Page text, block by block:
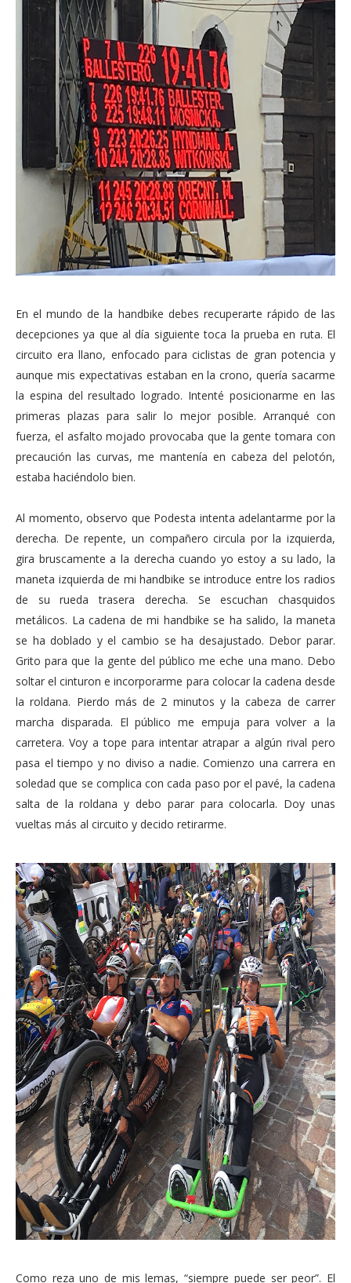
En el mundo de la handbike debes recuperarte rápido de las
decepciones ya que al día siguiente toca la prueba en ruta. El
circuito era llano, enfocado para ciclistas de gran potencia y
aunque mis expectativas estaban en la crono, quería sacarme
la espina del resultado logrado. Intenté posicionarme en las
primeras plazas para salir lo mejor posible. Arranqué con
fuerza, el asfalto mojado provocaba que la gente tomara con
precaución las curvas, me mantenía en cabeza del pelotón,
estaba haciéndolo bien.
Al momento, observo que Podesta intenta adelantarme por la
derecha. De repente, un compañero circula por la izquierda,
gira bruscamente a la derecha cuando yo estoy a su lado, la
maneta izquierda de mi handbike se introduce entre los radios
de su rueda trasera derecha. Se escuchan chasquidos
metálicos. La cadena de mi handbike se ha salido, la maneta
se ha doblado y el cambio se ha desajustado. Debor parar.
Grito para que la gente del público me eche una mano. Debo
soltar el cinturon e incorporarme para colocar la cadena desde
la roldana. Pierdo más de 2 minutos y la cabeza de carrer
marcha disparada. El público me empuja para volver a la
carretera. Voy a tope para intentar atrapar a algún rival pero
pasa el tiempo y no diviso a nadie. Comienzo una carrera en
soledad que se complica con cada paso por el pavé, la cadena
salta de la roldana y debo parar para colocarla. Doy unas
vueltas más al circuito y decido retirarme.
Como reza uno de mis lemas, “siempre puede ser peor”. El